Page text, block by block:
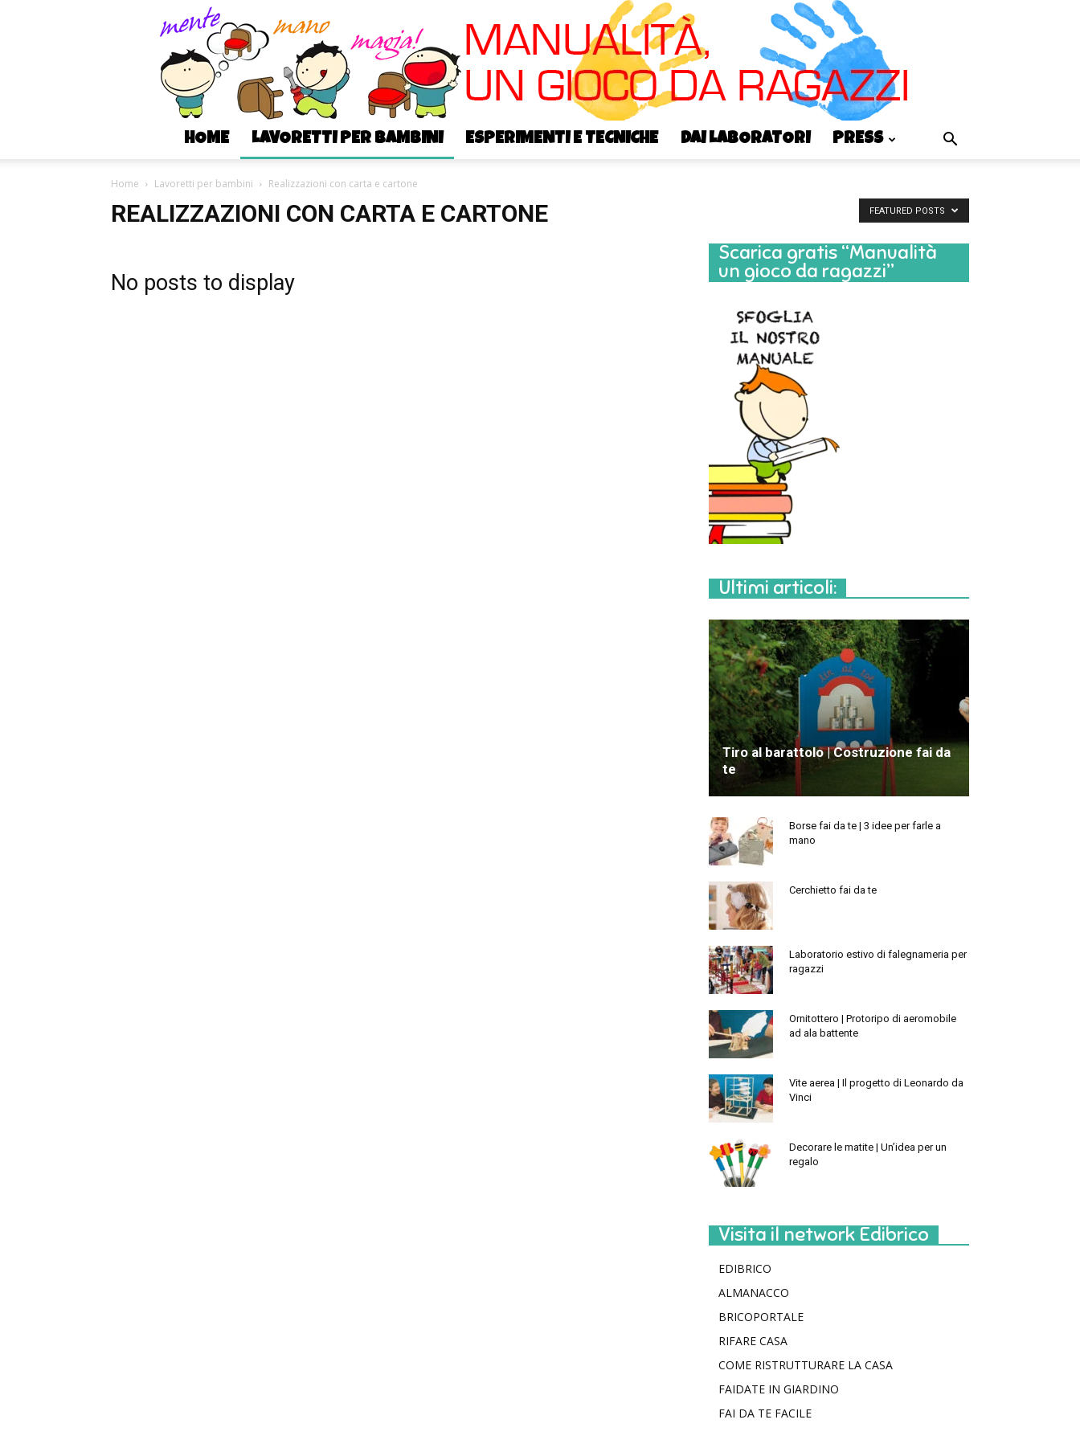
HOME LAVORETTI PER BAMBINI ESPERIMENTI E TECNICHE DAI LABORATORI PRESS
Home Lavoretti per bambini Realizzazioni con carta e cartone
REALIZZAZIONI CON CARTA E CARTONE FEATURED POSTS
No posts to display
Scarica gratis “Manualità
un gioco da ragazzi”
Ultimi articoli:
Tiro al barattolo | Costruzione fai da
te
Borse fai da te | 3 idee per farle a
mano
Cerchietto fai da te
Laboratorio estivo di falegnameria per
ragazzi
Ornitottero | Protoripo di aeromobile
ad ala battente
Vite aerea | Il progetto di Leonardo da
Vinci
Decorare le matite | Un’idea per un
regalo
Visita il network Edibrico
EDIBRICO
ALMANACCO
BRICOPORTALE
RIFARE CASA
COME RISTRUTTURARE LA CASA
FAIDATE IN GIARDINO
FAI DA TE FACILE